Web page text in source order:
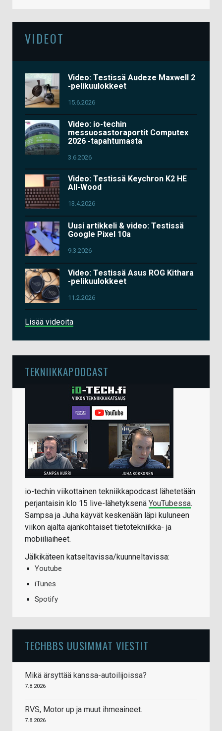
VIDEOT
Video: Testissä Audeze Maxwell 2
-pelikuulokkeet
15.6.2026
Video: io-techin
messuosastoraportit Computex
2026 -tapahtumasta
3.6.2026
Video: Testissä Keychron K2 HE
All-Wood
13.4.2026
Uusi artikkeli & video: Testissä
Google Pixel 10a
9.3.2026
Video: Testissä Asus ROG Kithara
-pelikuulokkeet
11.2.2026
Lisää videoita
TEKNIIKKAPODCAST
io-techin viikottainen tekniikkapodcast lähetetään
perjantaisin klo 15 live-lähetyksenä YouTubessa.
Sampsa ja Juha käyvät keskenään läpi kuluneen
viikon ajalta ajankohtaiset tietotekniikka- ja
mobiiliaiheet.
Jälkikäteen katseltavissa/kuunneltavissa:
Youtube
iTunes
Spotify
TECHBBS UUSIMMAT VIESTIT
Mikä ärsyttää kanssa-autoilijoissa?
7.8.2026
RVS, Motor up ja muut ihmeaineet.
7.8.2026